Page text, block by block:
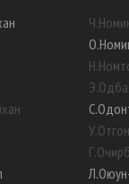
Ч.
О.
Н.
Э.
С.
У.
Г.
Л.